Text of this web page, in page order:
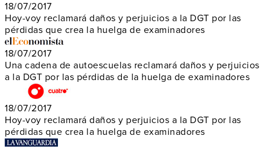
18/07/2017
Hoy-voy reclamará daños y perjuicios a la DGT por las
pérdidas que crea la huelga de examinadores
18/07/2017
Una cadena de autoescuelas reclamará daños y perjuicios
a la DGT por las pérdidas de la huelga de examinadores
18/07/2017
Hoy-voy reclamará daños y perjuicios a la DGT por las
pérdidas que crea la huelga de examinadores